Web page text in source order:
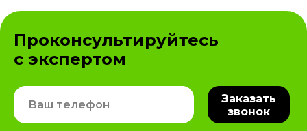
Заказать
звонок
Проконсультируйтесь
с экспертом